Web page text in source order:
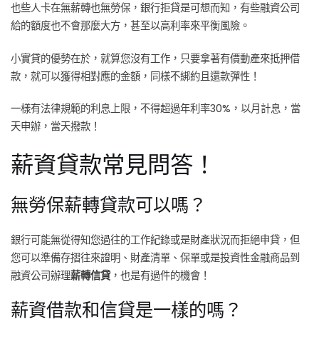
也些人卡在無薪轉也無勞保，銀行拒貸是可想而知，有些融資公司
給的額度也不會那麼大方，甚至以高利率來平衡風險。
小實貸的優勢在於，就算您沒有工作，只要拿著有價動產來抵押借
款，就可以獲得相對應的金額，同樣不綁約且還款彈性！
一樣有法律規範的利息上限，不得超過年利率30%，以月計息，當
天申辦，當天撥款！
薪資貸款常見問答！
無勞保薪轉貸款可以嗎？
銀行可能無從得知您過往的工作紀錄或是財產狀況而拒絕申貸，但
您可以準備存摺往來證明、財產清單、保單或是投資性金融商品到
融資公司辦理薪轉信貸，也是有過件的機會！
薪資借款和信貸是一樣的嗎？